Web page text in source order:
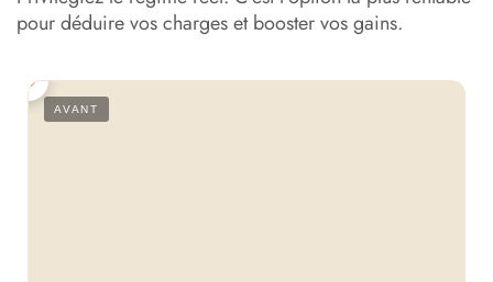
pour déduire vos charges et booster vos gains.
AVANT